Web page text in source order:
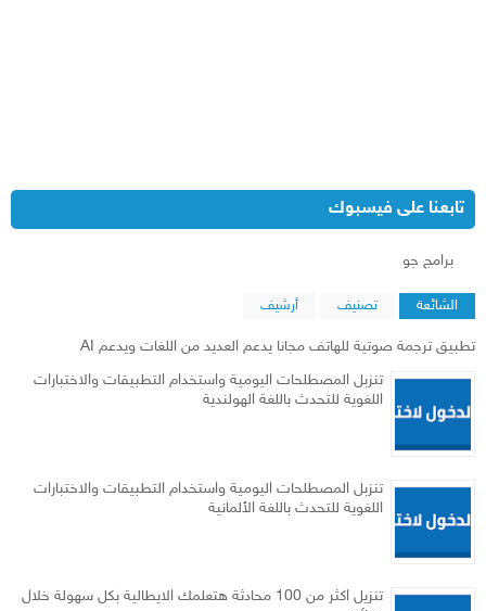
تابعنا على فيسبوك
‏برامج جو‏
الشائعة تصنيف أرشيف
تطبيق ترجمة صوتية للهاتف مجانا يدعم العديد من اللغات ويدعم AI
تنزبل المصطلحات اليومية واستخدام التطبيقات والاختبارات
اللغوية للتحدث باللغة الهولندية
تنزبل المصطلحات اليومية واستخدام التطبيقات والاختبارات
اللغوية للتحدث باللغة الألمانية
تنزيل اكثر من 100 محادثة هتعلمك الايطالية بكل سهولة خلال